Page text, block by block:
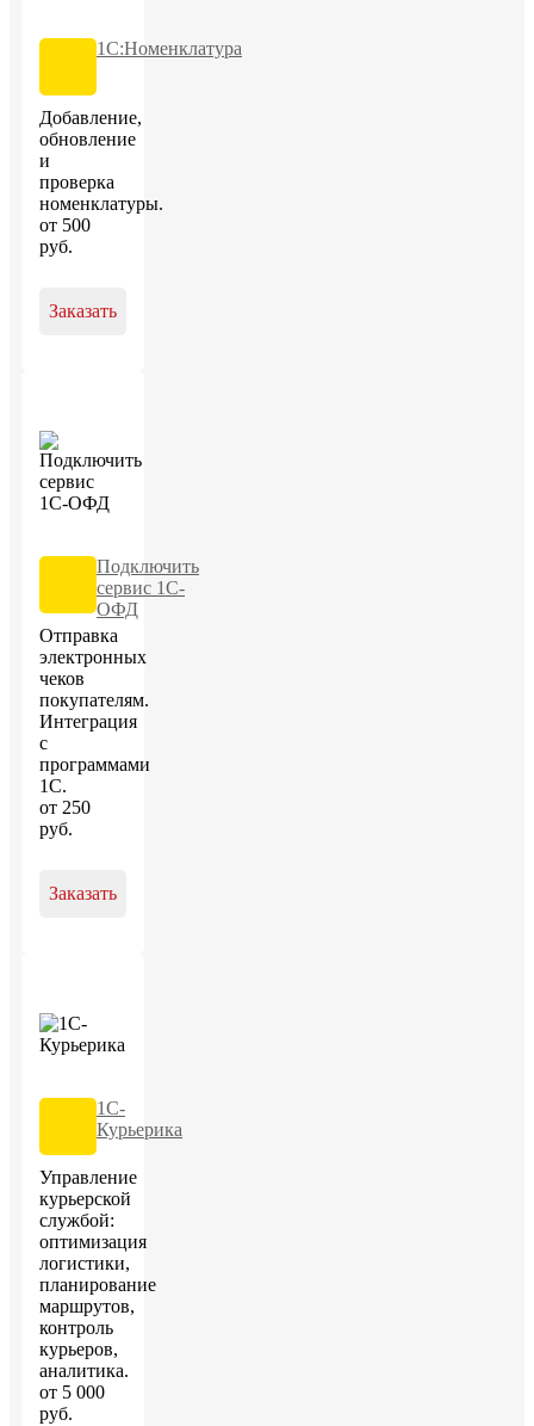
1С:Номенклатура
Добавление,
обновление
и
проверка
номенклатуры.
от 500
руб.
Заказать
Подключить
сервис 1С-
ОФД
Отправка
электронных
чеков
покупателям.
Интеграция
с
программами
1С.
от 250
руб.
Заказать
1С-
Курьерика
Управление
курьерской
службой:
оптимизация
логистики,
планирование
маршрутов,
контроль
курьеров,
аналитика.
от 5 000
руб.